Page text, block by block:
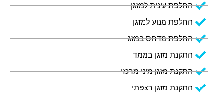
החלפת עינית למזגן
החלפת מנוע למזגן
החלפת מדחס במזגן
התקנת מזגן בממד
התקנת מזגן מיני מרכזי
התקנת מזגן רצפתי